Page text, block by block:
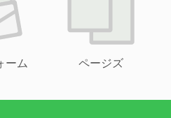
ーム ページズ